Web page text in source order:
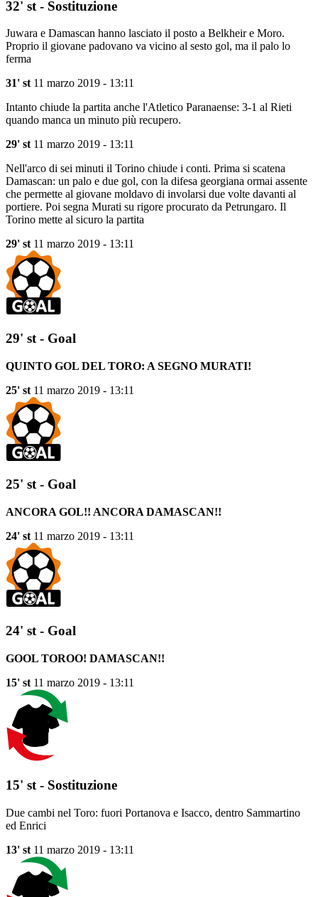
32' st - Sostituzione
Juwara e Damascan hanno lasciato il posto a Belkheir e Moro.
Proprio il giovane padovano va vicino al sesto gol, ma il palo lo
ferma
31' st 11 marzo 2019 - 13:11
Intanto chiude la partita anche l'Atletico Paranaense: 3-1 al Rieti
quando manca un minuto più recupero.
29' st 11 marzo 2019 - 13:11
Nell'arco di sei minuti il Torino chiude i conti. Prima si scatena
Damascan: un palo e due gol, con la difesa georgiana ormai assente
che permette al giovane moldavo di involarsi due volte davanti al
portiere. Poi segna Murati su rigore procurato da Petrungaro. Il
Torino mette al sicuro la partita
29' st 11 marzo 2019 - 13:11
29' st - Goal
QUINTO GOL DEL TORO: A SEGNO MURATI!
25' st 11 marzo 2019 - 13:11
25' st - Goal
ANCORA GOL!! ANCORA DAMASCAN!!
24' st 11 marzo 2019 - 13:11
24' st - Goal
GOOL TOROO! DAMASCAN!!
15' st 11 marzo 2019 - 13:11
15' st - Sostituzione
Due cambi nel Toro: fuori Portanova e Isacco, dentro Sammartino
ed Enrici
13' st 11 marzo 2019 - 13:11